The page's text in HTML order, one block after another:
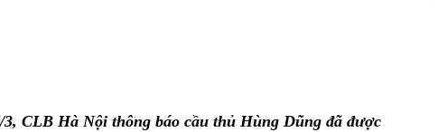
3, CLB Hà Nội thông báo cầu thủ Hùng Dũng đã được